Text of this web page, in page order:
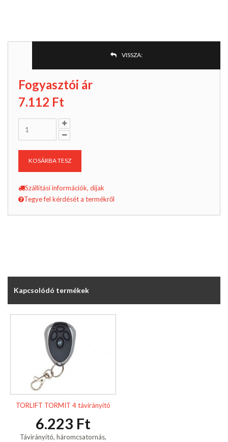
VISSZA:
Fogyasztói ár
7.112 Ft
KOSÁRBA TESZ
Szállítási információk, díjak
Tegye fel kérdését a termékről
Kapcsolódó termékek
TORLIFT TORMIT 4 távirányító
6.223 Ft
Távirányító, háromcsatornás,